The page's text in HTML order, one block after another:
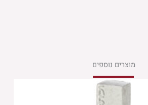
מוצרים נוספים